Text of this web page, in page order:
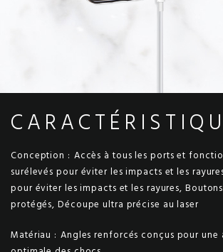
Conception : Accès à tous les ports et
surélevés pour éviter les impacts et les
pour éviter les impacts et les rayures,
protégés, Découpe ultra précise au laser
Matériau : Angles renforcés conçus pour une